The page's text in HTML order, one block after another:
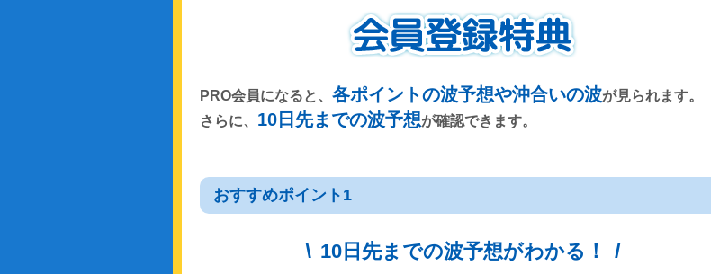
PRO会員になると、 各ポイントの波予想や沖合いの波が見られます。
さらに、 10日先までの波予想が確認できます。
おすすめポイント1
10日先までの波予想がわかる！